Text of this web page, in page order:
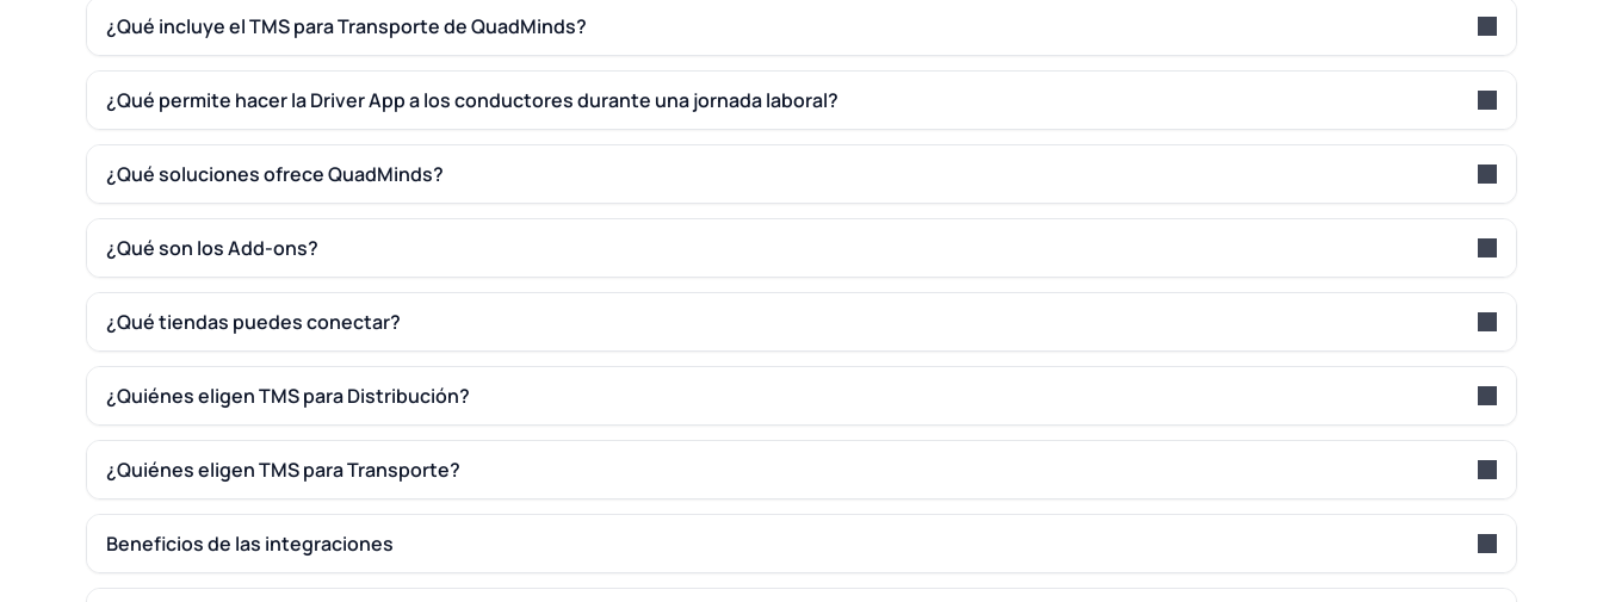
¿Qué incluye el TMS para Transporte de QuadMinds?
¿Qué permite hacer la Driver App a los conductores durante una jornada laboral?
¿Qué soluciones ofrece QuadMinds?
¿Qué son los Add-ons?
¿Qué tiendas puedes conectar?
¿Quiénes eligen TMS para Distribución?
¿Quiénes eligen TMS para Transporte?
Beneficios de las integraciones